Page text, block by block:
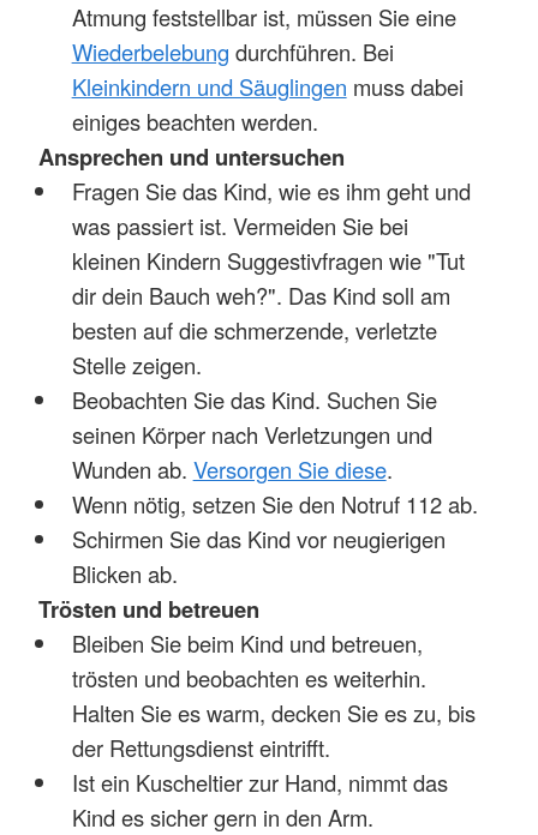
Atmung feststellbar ist, müssen Sie eine
Wiederbelebung durchführen. Bei
Kleinkindern und Säuglingen muss dabei
einiges beachten werden.
Ansprechen und untersuchen
Fragen Sie das Kind, wie es ihm geht und
was passiert ist. Vermeiden Sie bei
kleinen Kindern Suggestivfragen wie "Tut
dir dein Bauch weh?". Das Kind soll am
besten auf die schmerzende, verletzte
Stelle zeigen.
Beobachten Sie das Kind. Suchen Sie
seinen Körper nach Verletzungen und
Wunden ab. Versorgen Sie diese.
Wenn nötig, setzen Sie den Notruf 112 ab.
Schirmen Sie das Kind vor neugierigen
Blicken ab.
Trösten und betreuen
Bleiben Sie beim Kind und betreuen,
trösten und beobachten es weiterhin.
Halten Sie es warm, decken Sie es zu, bis
der Rettungsdienst eintrifft.
Ist ein Kuscheltier zur Hand, nimmt das
Kind es sicher gern in den Arm.